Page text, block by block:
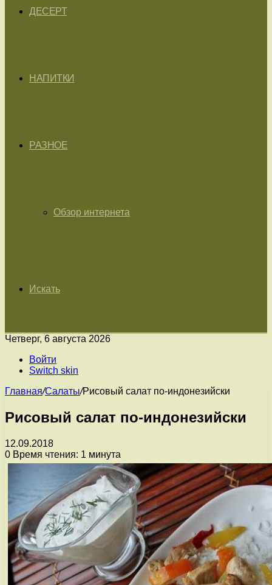
ДЕСЕРТ
НАПИТКИ
РАЗНОЕ
Обзор интернета
Искать
Четверг, 6 августа 2026
Войти
Switch skin
Главная/Салаты/Рисовый салат по-индонезийски
Рисовый салат по-индонезийски
12.09.2018
0 Время чтения: 1 минута